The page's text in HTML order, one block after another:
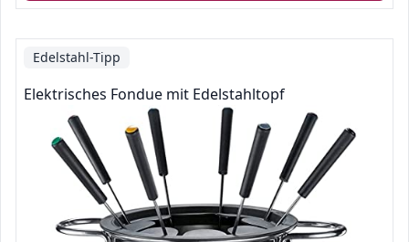
Edelstahl-Tipp
Elektrisches Fondue mit Edelstahltopf